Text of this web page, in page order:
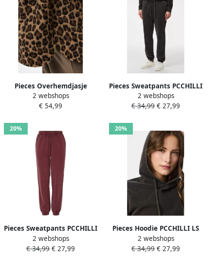
Pieces Overhemdjasje
PCSAGA SHACKET NOOS
2 webshops
€ 54,99
Pieces Sweatpants PCCHILLI
HW WASHED SWEAT PANTS
NOOS BC
2 webshops
€ 34,99 € 27,99
20%
Pieces Sweatpants PCCHILLI
HW WASHED SWEAT PANTS
NOOS BC
2 webshops
€ 34,99 € 27,99
20%
Pieces Hoodie PCCHILLI LS
WASHED SWEAT HOODIE
NOOS BC
2 webshops
€ 34,99 € 27,99